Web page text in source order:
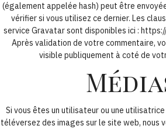
(également appelée hash) peut être
vérifier si vous utilisez ce dernier. Les
service Gravatar sont disponibles ici :
Après validation de votre commentaire,
visible publiquement à coté de
Si vous êtes un utilisateur ou une
téléversez des images sur le site web, nous